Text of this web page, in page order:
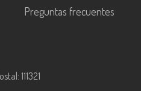
Preguntas frecuentes
111321